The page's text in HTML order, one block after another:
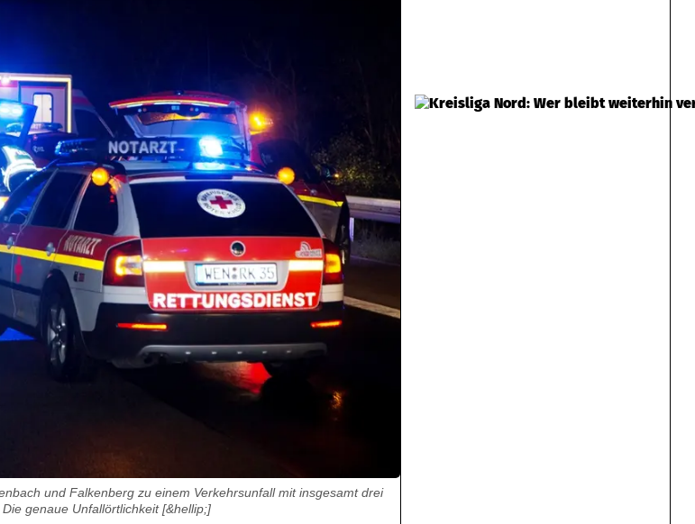
und Falkenberg zu einem Verkehrsunfall mit insgesamt drei
genaue Unfallörtlichkeit [&hellip;]